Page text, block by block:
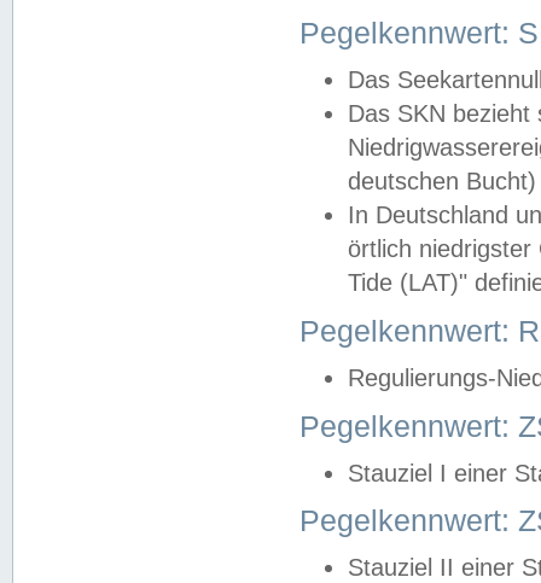
Pegelkennwert:
Das
Das SKN
deutschen
In Deutschland
örtlich
Tide (LAT)"
Pegelkennwert:
Regulierungs-
Pegelkennwert:
Stauziel I einer
Pegelkennwert:
Stauziel II einer